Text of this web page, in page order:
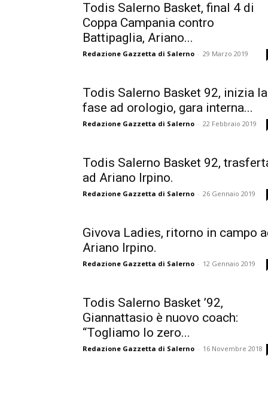
Todis Salerno Basket, final 4 di
Coppa Campania contro
Battipaglia, Ariano...
Redazione Gazzetta di Salerno - 29 Marzo 2019
Todis Salerno Basket 92, inizia la
fase ad orologio, gara interna...
Redazione Gazzetta di Salerno - 22 Febbraio 2019
Todis Salerno Basket 92,
ad Ariano Irpino.
Redazione Gazzetta di Salerno - 26 Gennaio 2019
Givova Ladies, ritorno in campo
Ariano Irpino.
Redazione Gazzetta di Salerno - 12 Gennaio 2019
Todis Salerno Basket ’92,
Giannattasio è nuovo coach:
“Togliamo lo zero...
Redazione Gazzetta di Salerno - 16 Novembre 2018